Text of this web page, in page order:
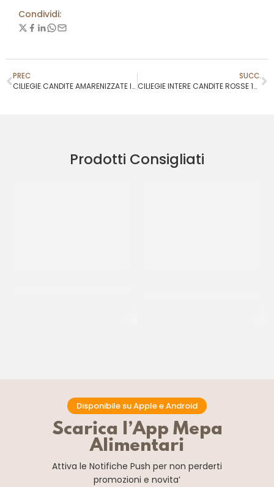
Condividi:
PREC
CILIEGIE CANDITE AMARENIZZATE INTERE 22/24
SUCC.
CILIEGIE INTERE CANDITE ROSSE 16/18
Prodotti Consigliati
Disponibile su Apple e Android
Scarica l’App Mepa
Alimentari
Attiva le Notifiche Push per non perderti
promozioni e novita’